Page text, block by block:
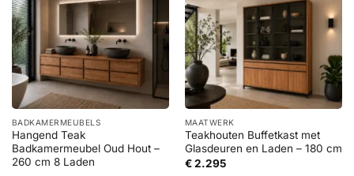
BADKAMERMEUBELS
Hangend Teak
Badkamermeubel Oud Hout –
260 cm 8 Laden
MAATWERK
Teakhouten Buffetkast met
Glasdeuren en Laden – 180 cm
€2.295